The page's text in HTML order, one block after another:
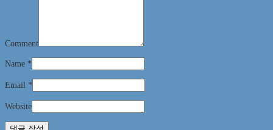
Comment
Name *
Email *
Website